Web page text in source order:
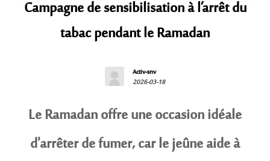
Campagne de sensibilisation à l’arrêt du
tabac pendant le Ramadan
Activ-snv
2026-03-18
Le Ramadan offre une occasion idéale
d'arrêter de fumer, car le jeûne aide à